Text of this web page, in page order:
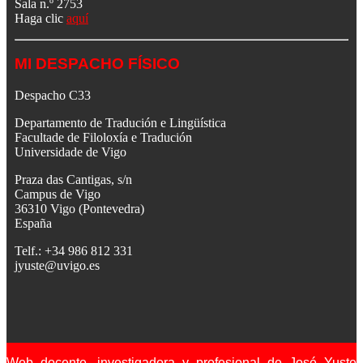
Sala n.º 2753
Haga clic aquí
MI DESPACHO FÍSICO
Despacho C33
Departamento de Tradución e Lingüística
Facultade de Filoloxía e Tradución
Universidade de Vigo
Praza das Cantigas, s/n
Campus de Vigo
36310 Vigo (Pontevedra)
España
Telf.: +34 986 812 331
jyuste@uvigo.es